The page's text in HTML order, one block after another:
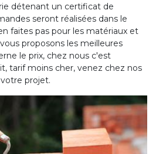
détenant un certificat de
seront réalisées dans le
faites pas pour les matériaux et
proposons les meilleures
le prix, chez nous c'est
tarif moins cher, venez chez nos
projet.